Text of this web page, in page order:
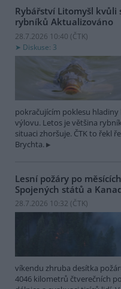
Rybářství Litomyšl
rybníků Aktualizováno
28.7.2026 10:40 (ČTK)
Diskuse: 3
pokračujícím poklesu
výlovu. Letos je většina
situaci zhoršuje. ČTK to řekl
Brychta.
Lesní požáry po
Spojených států a
28.7.2026 10:32 (ČTK)
víkendu zhruba desítka
4046 kilometrů čtverečních